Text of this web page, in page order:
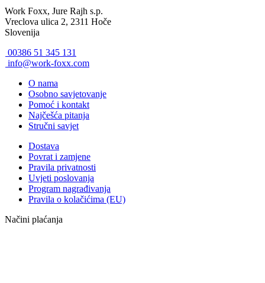
Work Foxx, Jure Rajh s.p.
Vreclova ulica 2, 2311 Hoče
Slovenija
00386 51 345 131
info@work-foxx.com
O nama
Osobno savjetovanje
Pomoć i kontakt
Najčešća pitanja
Stručni savjet
Dostava
Povrat i zamjene
Pravila privatnosti
Uvjeti poslovanja
Program nagrađivanja
Pravila o kolačićima (EU)
Načini plaćanja